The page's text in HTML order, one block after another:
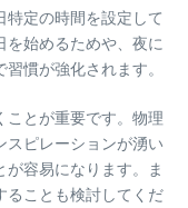
特定の時間を設定して
始めるためや、夜に
慣が強化されます。
ことが重要です。物理
スピレーションが湧い
容易になります。ま
ることも検討してくだ